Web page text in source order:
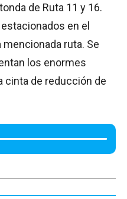
de Ruta 11 y 16.
en el
ruta. Se
los enormes
cinta de reducción de